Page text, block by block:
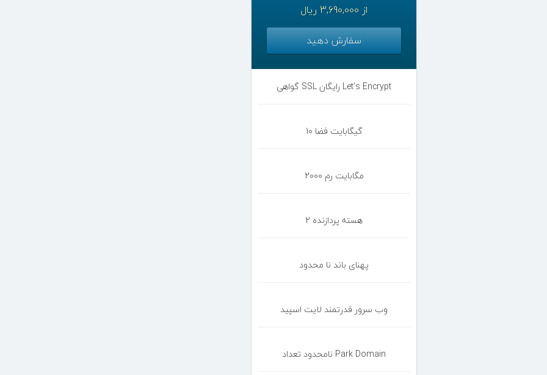
از 3,690,000 ریال
سفارش دهید
گواهی SSL رایگان Let's Encrypt
10 گیگابایت فضا
2000 مگابایت رم
2 هسته پردازنده
پهنای باند نا محدود
وب سرور قدرتمند لایت اسپید
نامحدود تعداد Park Domain